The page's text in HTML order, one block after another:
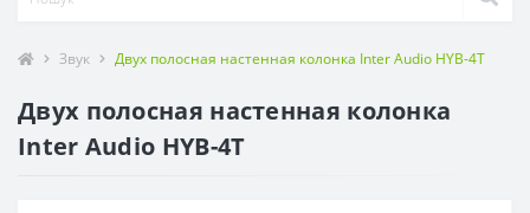
Звук Двух полосная настенная колонка Inter Audio HYB-4T
Двух полосная настенная колонка
Inter Audio HYB-4T